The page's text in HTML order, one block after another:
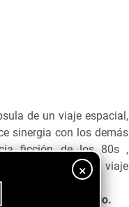
×
de un viaje espacial,
sinergia con los demás
ficción de los 80s ,
entrando a un viaje
al espacio.